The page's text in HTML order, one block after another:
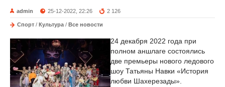
admin 25-12-2022, 22:26 2 126
Спорт / Культура / Все новости
24 декабря 2022 года при
полном аншлаге состоялись
две премьеры нового ледового
шоу Татьяны Навки «История
любви Шахерезады».